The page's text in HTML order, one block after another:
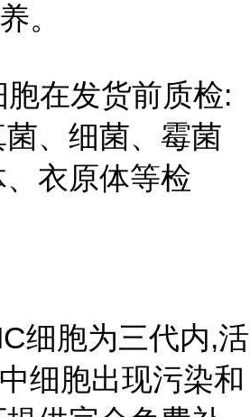
。
在发货前质检:
、细菌、霉菌
衣原体等检
细胞为三代内,活
细胞出现污染和